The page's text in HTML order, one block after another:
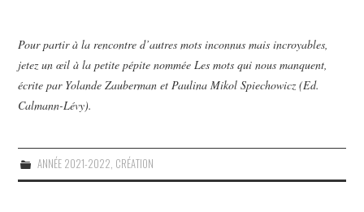
Pour partir à la rencontre d’autres mots inconnus mais incroyables,
jetez un œil à la petite pépite nommée Les mots qui nous manquent,
écrite par Yolande Zauberman et Paulina Mikol Spiechowicz (Ed.
Calmann-Lévy).
ANNÉE 2021-2022, CRÉATION